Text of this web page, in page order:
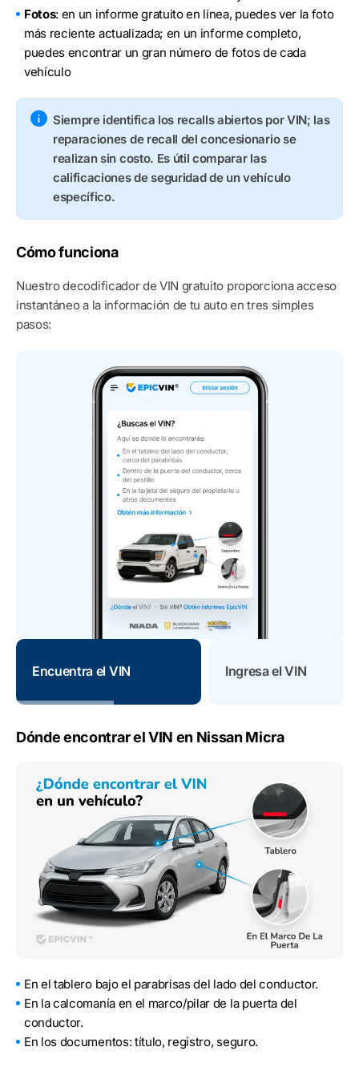
Fotos: en un informe gratuito en línea, puedes ver la foto
más reciente actualizada; en un informe completo,
puedes encontrar un gran número de fotos de cada
vehículo
Siempre identifica los recalls abiertos por VIN; las
reparaciones de recall del concesionario se
realizan sin costo. Es útil comparar las
calificaciones de seguridad de un vehículo
específico.
Cómo funciona
Nuestro decodificador de VIN gratuito proporciona acceso
instantáneo a la información de tu auto en tres simples
pasos:
Encuentra el VIN Ingresa el VIN
Dónde encontrar el VIN en Nissan Micra
En el tablero bajo el parabrisas del lado del conductor.
En la calcomanía en el marco/pilar de la puerta del
conductor.
En los documentos: título, registro, seguro.